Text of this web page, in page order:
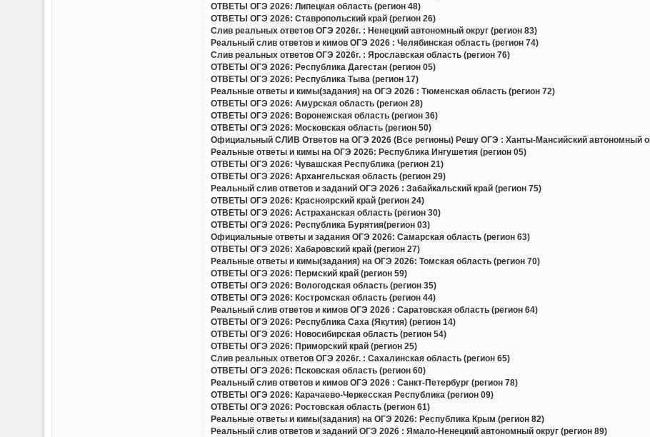
ОТВЕТЫ ОГЭ 2026: Липецкая область (регион 48)
ОТВЕТЫ ОГЭ 2026: Ставропольский край (регион 26)
Слив реальных ответов ОГЭ 2026г. : Ненецкий автономный округ (регион 83)
Реальный слив ответов и кимов ОГЭ 2026 : Челябинская область (регион 74)
Слив реальных ответов ОГЭ 2026г. : Ярославская область (регион 76)
ОТВЕТЫ ОГЭ 2026: Республика Дагестан (регион 05)
ОТВЕТЫ ОГЭ 2026: Республика Тыва (регион 17)
Реальные ответы и кимы(задания) на ОГЭ 2026 : Тюменская область (регион 72)
ОТВЕТЫ ОГЭ 2026: Амурская область (регион 28)
ОТВЕТЫ ОГЭ 2026: Воронежская область (регион 36)
ОТВЕТЫ ОГЭ 2026: Московская область (регион 50)
Официальный СЛИВ Ответов на ОГЭ 2026 (Все регионы) Решу ОГЭ : Ханты-Мансийский автономный
Реальные ответы и кимы на ОГЭ 2026: Республика Ингушетия (регион 05)
ОТВЕТЫ ОГЭ 2026: Чувашская Республика (регион 21)
ОТВЕТЫ ОГЭ 2026: Архангельская область (регион 29)
Реальный слив ответов и заданий ОГЭ 2026 : Забайкальский край (регион 75)
ОТВЕТЫ ОГЭ 2026: Красноярский край (регион 24)
ОТВЕТЫ ОГЭ 2026: Астраханская область (регион 30)
ОТВЕТЫ ОГЭ 2026: Республика Бурятия(регион 03)
Официальные ответы и задания ОГЭ 2026: Самарская область (регион 63)
ОТВЕТЫ ОГЭ 2026: Хабаровский край (регион 27)
Реальные ответы и кимы(задания) на ОГЭ 2026: Томская область (регион 70)
ОТВЕТЫ ОГЭ 2026: Пермский край (регион 59)
ОТВЕТЫ ОГЭ 2026: Вологодская область (регион 35)
ОТВЕТЫ ОГЭ 2026: Костромская область (регион 44)
Реальный слив ответов и кимов ОГЭ 2026 : Саратовская область (регион 64)
ОТВЕТЫ ОГЭ 2026: Республика Саха (Якутия) (регион 14)
ОТВЕТЫ ОГЭ 2026: Новосибирская область (регион 54)
ОТВЕТЫ ОГЭ 2026: Приморский край (регион 25)
Слив реальных ответов ОГЭ 2026г. : Сахалинская область (регион 65)
ОТВЕТЫ ОГЭ 2026: Псковская область (регион 60)
Реальный слив ответов и кимов ОГЭ 2026 : Санкт-Петербург (регион 78)
ОТВЕТЫ ОГЭ 2026: Карачаево-Черкесская Республика (регион 09)
ОТВЕТЫ ОГЭ 2026: Ростовская область (регион 61)
Реальные ответы и кимы(задания) на ОГЭ 2026: Республика Крым (регион 82)
Реальный слив ответов и заданий ОГЭ 2026 : Ямало-Ненецкий автономный округ (регион 89)